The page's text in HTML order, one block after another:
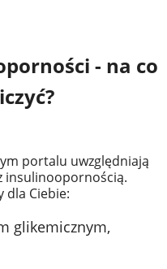
- na co
portalu uwzględniają
insulinoopornością.
dla Ciebie:
glikemicznym,